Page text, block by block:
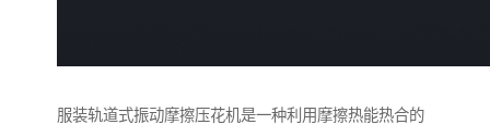
服装轨道式振动摩擦压花机是一种利用摩擦热能热合的